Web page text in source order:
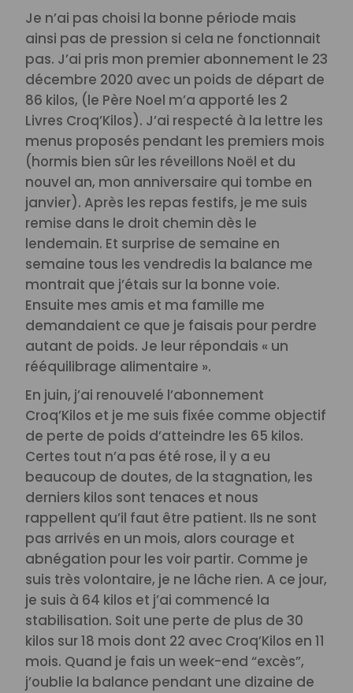
Je n’ai pas choisi la bonne période mais
ainsi pas de pression si cela ne fonctionnait
pas. J’ai pris mon premier abonnement le 23
décembre 2020 avec un poids de départ de
86 kilos, (le Père Noel m’a apporté les 2
Livres Croq’Kilos). J’ai respecté à la lettre les
menus proposés pendant les premiers mois
(hormis bien sûr les réveillons Noël et du
nouvel an, mon anniversaire qui tombe en
janvier). Après les repas festifs, je me suis
remise dans le droit chemin dès le
lendemain. Et surprise de semaine en
semaine tous les vendredis la balance me
montrait que j’étais sur la bonne voie.
Ensuite mes amis et ma famille me
demandaient ce que je faisais pour perdre
autant de poids. Je leur répondais « un
rééquilibrage alimentaire ».
En juin, j’ai renouvelé l’abonnement
Croq’Kilos et je me suis fixée comme objectif
de perte de poids d’atteindre les 65 kilos.
Certes tout n’a pas été rose, il y a eu
beaucoup de doutes, de la stagnation, les
derniers kilos sont tenaces et nous
rappellent qu’il faut être patient. Ils ne sont
pas arrivés en un mois, alors courage et
abnégation pour les voir partir. Comme je
suis très volontaire, je ne lâche rien. A ce jour,
je suis à 64 kilos et j’ai commencé la
stabilisation. Soit une perte de plus de 30
kilos sur 18 mois dont 22 avec Croq’Kilos en 11
mois. Quand je fais un week-end “excès”,
j’oublie la balance pendant une dizaine de